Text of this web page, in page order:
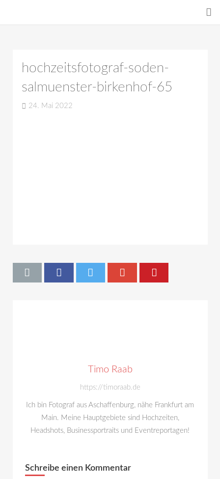
hochzeitsfotograf-soden-
salmuenster-birkenhof-65
24. Mai 2022
Timo Raab
https://timoraab.de
Ich bin Fotograf aus Aschaffenburg, nähe Frankfurt am
Main. Meine Hauptgebiete sind Hochzeiten,
Headshots, Businessportraits und Eventreportagen!
Schreibe einen Kommentar